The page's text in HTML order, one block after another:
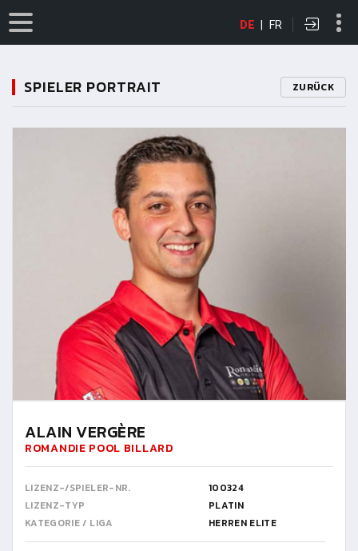
DE | FR
SPIELER PORTRAIT ZURÜCK
ALAIN VERGÈRE
ROMANDIE POOL BILLARD
LIZENZ-/SPIELER-NR.
100324
LIZENZ-TYP
PLATIN
KATEGORIE / LIGA
HERREN ELITE